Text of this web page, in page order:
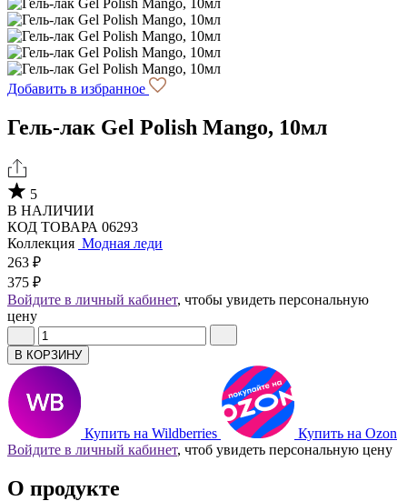
Добавить в избранное
Гель-лак Gel Polish Mango, 10мл
5
В НАЛИЧИИ
КОД ТОВАРА 06293
Коллекция Модная леди
263 ₽
375 ₽
Войдите в личный кабинет, чтобы увидеть персональную
цену
В КОРЗИНУ
Купить на Wildberries
Купить на Ozon
Войдите в личный кабинет, чтоб увидеть персональную цену
О продукте